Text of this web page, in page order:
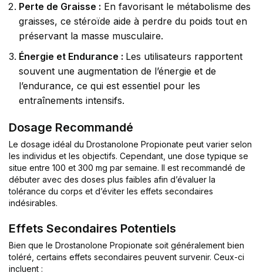
Perte de Graisse : En favorisant le métabolisme des
graisses, ce stéroïde aide à perdre du poids tout en
préservant la masse musculaire.
Énergie et Endurance : Les utilisateurs rapportent
souvent une augmentation de l’énergie et de
l’endurance, ce qui est essentiel pour les
entraînements intensifs.
Dosage Recommandé
Le dosage idéal du Drostanolone Propionate peut varier selon
les individus et les objectifs. Cependant, une dose typique se
situe entre 100 et 300 mg par semaine. Il est recommandé de
débuter avec des doses plus faibles afin d’évaluer la
tolérance du corps et d’éviter les effets secondaires
indésirables.
Effets Secondaires Potentiels
Bien que le Drostanolone Propionate soit généralement bien
toléré, certains effets secondaires peuvent survenir. Ceux-ci
incluent :